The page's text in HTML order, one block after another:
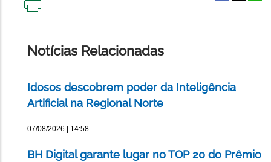
Notícias Relacionadas
Idosos descobrem poder da Inteligência
Artificial na Regional Norte
07/08/2026 | 14:58
BH Digital garante lugar no TOP 20 do Prêmio